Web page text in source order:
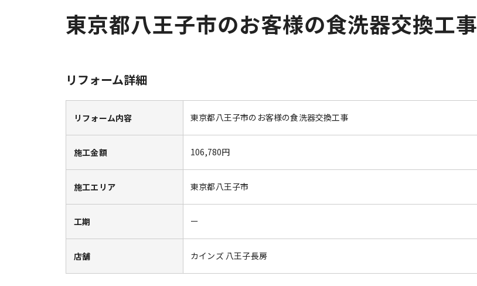
東京都八王子市のお客様の食洗器交換工事
リフォーム詳細
リフォーム内容 東京都八王子市のお客様の食洗器交換工事
施工金額 106,780円
施工エリア 東京都八王子市
工期 ー
店舗 カインズ 八王子長房